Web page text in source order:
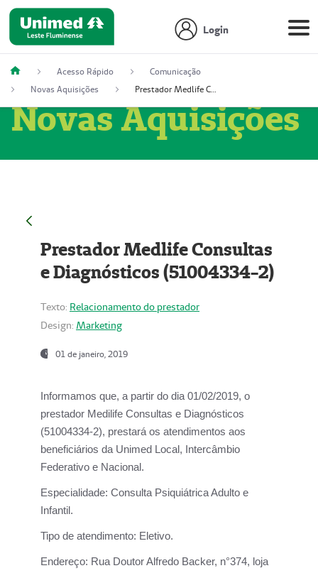
Login
Acesso Rápido
Comunicação
Novas Aquisições
Prestador Medlife Consultas e Diagnósticos (51004334-2)
Novas Aquisições
Prestador Medlife Consultas
e Diagnósticos (51004334-2)
Texto: Relacionamento do prestador
Design: Marketing
01 de janeiro, 2019
Informamos que, a partir do dia 01/02/2019, o
prestador Medilife Consultas e Diagnósticos
(51004334-2), prestará os atendimentos aos
beneficiários da Unimed Local, Intercâmbio
Federativo e Nacional.
Especialidade: Consulta Psiquiátrica Adulto e
Infantil.
Tipo de atendimento: Eletivo.
Endereço: Rua Doutor Alfredo Backer, n°374, loja